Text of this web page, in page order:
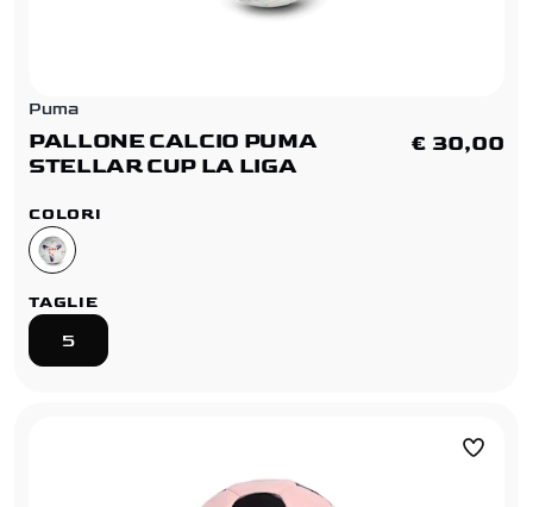
Puma
PALLONE CALCIO PUMA
STELLAR CUP LA LIGA
€ 30,00
COLORI
TAGLIE
5